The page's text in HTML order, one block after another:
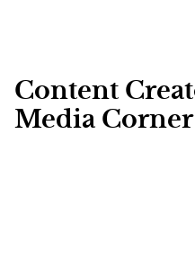
Content
Media Corner